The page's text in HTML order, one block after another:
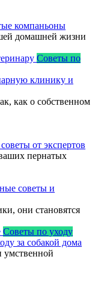
компаньоны
домашней жизни
Советы по
клинику и
как о собственном
от экспертов
пернатых
советы и
они становятся
Советы по уходу
за собакой дома
умственной